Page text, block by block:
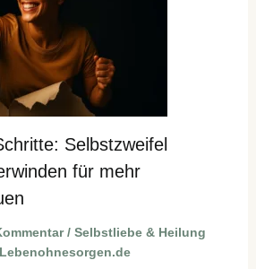
Selbstzweifel
für mehr
/ Selbstliebe & Heilung